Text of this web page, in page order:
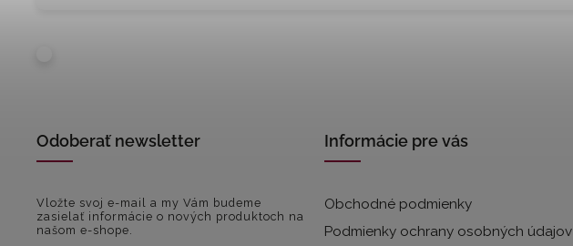
Odoberať newsletter
Vložte svoj e-mail a my Vám budeme
zasielať informácie o nových produktoch na
našom e-shope.
Informácie pre vás
Obchodné podmienky
Podmienky ochrany osobných údajov